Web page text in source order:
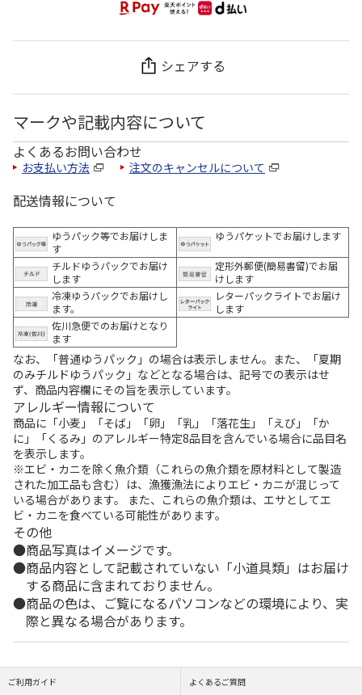
シェアする
マークや記載内容について
よくあるお問い合わせ
お支払い方法 注文のキャンセルについて
配送情報について
ゆうパック等でお届けしま
す
ゆうパケットでお届けします
チルドゆうパックでお届け
します
定形外郵便(簡易書留)でお届
けします
冷凍ゆうパックでお届けし
ます。
レターパックライトでお届け
します
佐川急便でのお届けとなり
ます
なお、「普通ゆうパック」の場合は表示しません。また、「夏期
のみチルドゆうパック」などとなる場合は、記号での表示はせ
ず、商品内容欄にその旨を表示しています。
アレルギー情報について
商品に「小麦」「そば」「卵」「乳」「落花生」「えび」「か
に」「くるみ」のアレルギー特定8品目を含んでいる場合に品目名
を表示します。
※エビ・カニを除く魚介類（これらの魚介類を原材料として製造
された加工品も含む）は、漁獲漁法によりエビ・カニが混じって
いる場合があります。 また、これらの魚介類は、エサとしてエ
ビ・カニを食べている可能性があります。
その他
商品写真はイメージです。
商品内容として記載されていない「小道具類」はお届け
する商品に含まれておりません。
商品の色は、ご覧になるパソコンなどの環境により、実
際と異なる場合があります。
ご利用ガイド よくあるご質問